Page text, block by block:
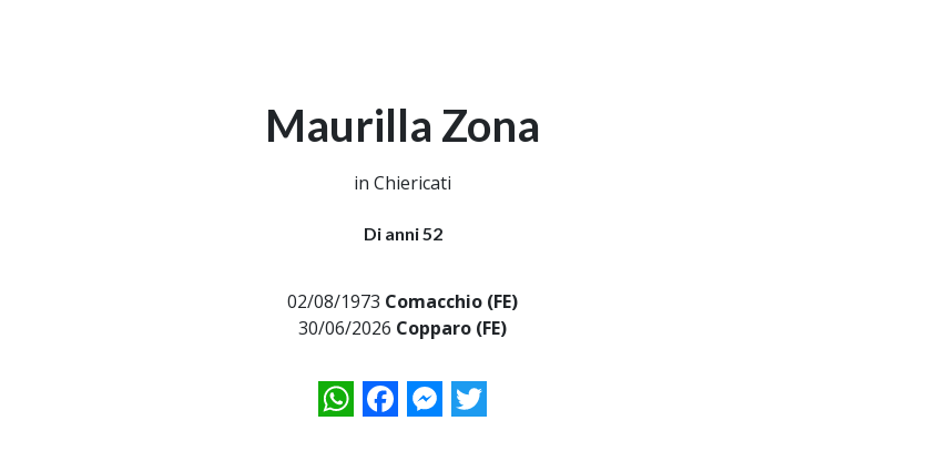
Maurilla Zona
in Chiericati
Di anni 52
02/08/1973 Comacchio (FE)
30/06/2026 Copparo (FE)
WhatsAppFacebookMessenger
Twitter